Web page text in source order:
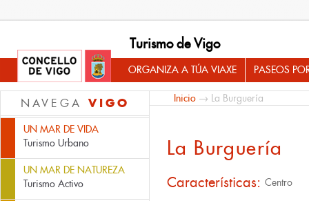
Turismo de Vigo
ORGANIZA A TÚA VIAXE PASEOS
NAVEGA VIGO
UN MAR DE VIDA
Turismo Urbano
UN MAR DE NATUREZA
Turismo Activo
Inicio → La Burguería
La Burguería
Características: Centro